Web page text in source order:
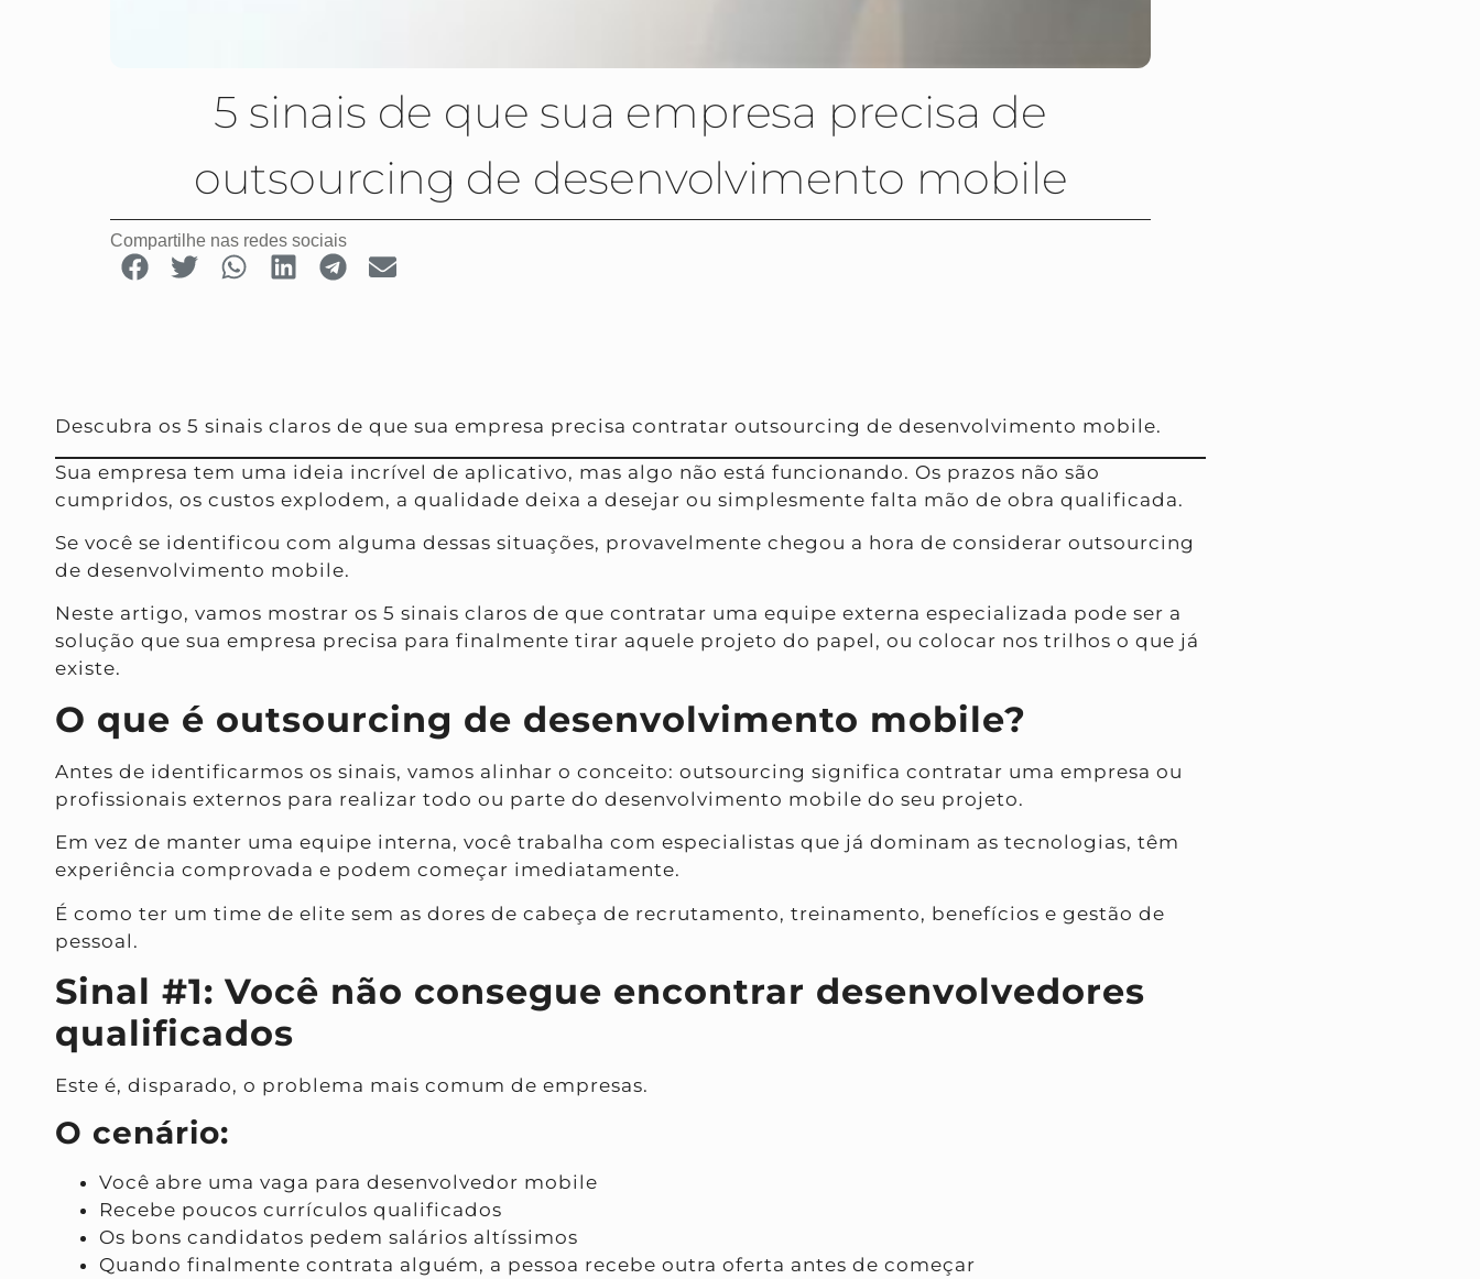
5 sinais de que sua empresa precisa de
outsourcing de desenvolvimento mobile
Compartilhe nas redes sociais
Descubra os 5 sinais claros de que sua empresa precisa contratar outsourcing de desenvolvimento mobile.
Sua empresa tem uma ideia incrível de aplicativo, mas algo não está funcionando. Os prazos não são
cumpridos, os custos explodem, a qualidade deixa a desejar ou simplesmente falta mão de obra qualificada.
Se você se identificou com alguma dessas situações, provavelmente chegou a hora de considerar outsourcing
de desenvolvimento mobile.
Neste artigo, vamos mostrar os 5 sinais claros de que contratar uma equipe externa especializada pode ser a
solução que sua empresa precisa para finalmente tirar aquele projeto do papel, ou colocar nos trilhos o que já
existe.
O que é outsourcing de desenvolvimento mobile?
Antes de identificarmos os sinais, vamos alinhar o conceito: outsourcing significa contratar uma empresa ou
profissionais externos para realizar todo ou parte do desenvolvimento mobile do seu projeto.
Em vez de manter uma equipe interna, você trabalha com especialistas que já dominam as tecnologias, têm
experiência comprovada e podem começar imediatamente.
É como ter um time de elite sem as dores de cabeça de recrutamento, treinamento, benefícios e gestão de
pessoal.
Sinal #1: Você não consegue encontrar desenvolvedores
qualificados
Este é, disparado, o problema mais comum de empresas.
O cenário:
Você abre uma vaga para desenvolvedor mobile
Recebe poucos currículos qualificados
Os bons candidatos pedem salários altíssimos
Quando finalmente contrata alguém, a pessoa recebe outra oferta antes de começar